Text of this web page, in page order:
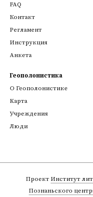
FAQ
Контакт
Регламент
Инструкция
Анкета
Геополонистика
О Геополонистике
Kарта
Учреждения
Люди
ПроектИнститут
Познаньского